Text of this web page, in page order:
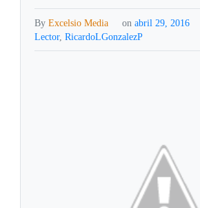
ByExcelsio Media on abril 29, 2016
Lector,RicardoLGonzalezP